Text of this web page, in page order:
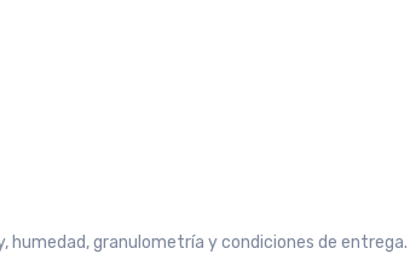
humedad, granulometría y condiciones de entrega.